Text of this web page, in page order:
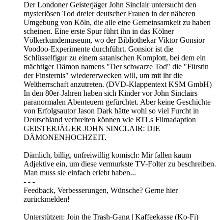
Der Londoner Geisterjäger John Sinclair untersucht den
mysteriösen Tod dreier deutscher Frauen in der näheren
Umgebung von Köln, die alle eine Gemeinsamkeit zu haben
scheinen. Eine erste Spur führt ihn in das Kölner
Völkerkundemuseum, wo der Bibliothekar Viktor Gonsior
Voodoo-Experimente durchführt. Gonsior ist die
Schlüsselfigur zu einem satanischen Komplott, bei dem ein
mächtiger Dämon namens "Der schwarze Tod" die "Fürstin
der Finsternis" wiedererwecken will, um mit ihr die
Weltherrschaft anzutreten. (DVD-Klappentext KSM GmbH)
In den 80er-Jahren haben sich Kinder vor John Sinclairs
paranormalen Abenteuern gefürchtet. Aber keine Geschichte
von Erfolgsautor Jason Dark hätte wohl so viel Furcht in
Deutschland verbreiten können wie RTLs Filmadaption
GEISTERJÄGER JOHN SINCLAIR: DIE
DÄMONENHOCHZEIT.
Dämlich, billig, unfreiwillig komisch: Mir fallen kaum
Adjektive ein, um diese vermurkste TV-Folter zu beschreiben.
Man muss sie einfach erlebt haben...
- - -
Feedback, Verbesserungen, Wünsche? Gerne hier
zurückmelden!
Unterstützen: Join the Trash-Gang | Kaffeekasse (Ko-Fi)